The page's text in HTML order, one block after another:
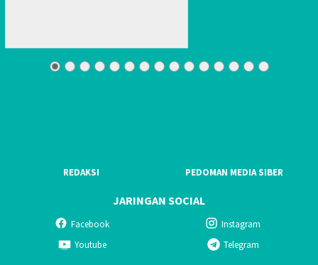
REDAKSI PEDOMAN MEDIA SIBER
JARINGAN SOCIAL
Facebook
Instagram
Youtube
Telegram